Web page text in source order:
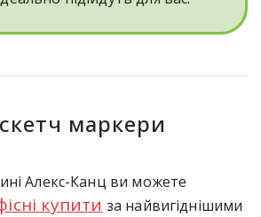
маркери
Алекс-Канц ви можете
купити за найвигіднішими